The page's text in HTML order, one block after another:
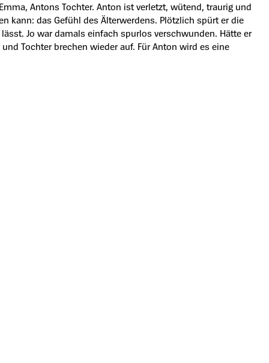
Antons Tochter. Anton ist verletzt, wütend, traurig und
kann: das Gefühl des Älterwerdens. Plötzlich spürt er die
Jo war damals einfach spurlos verschwunden. Hätte er
Tochter brechen wieder auf. Für Anton wird es eine